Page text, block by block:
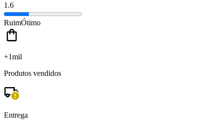
1.6
RuimÓtimo
+1mil
Produtos vendidos
Entrega